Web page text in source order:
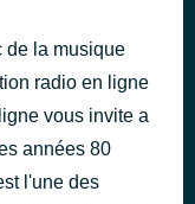
Todd Terry feat. Martha Wash & Jocelyn Brown
il y a 36 minutes
de la musique
radio en ligne
vous invite a
années 80
l'une des